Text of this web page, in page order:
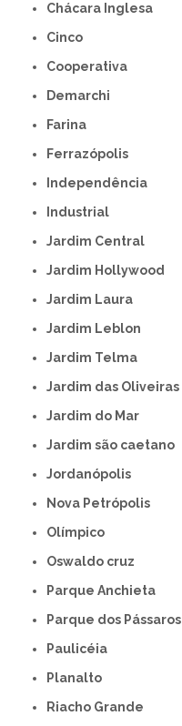
Chácara Inglesa
Cinco
Cooperativa
Demarchi
Farina
Ferrazópolis
Independência
Industrial
Jardim Central
Jardim Hollywood
Jardim Laura
Jardim Leblon
Jardim Telma
Jardim das Oliveiras
Jardim do Mar
Jardim são caetano
Jordanópolis
Nova Petrópolis
Olímpico
Oswaldo cruz
Parque Anchieta
Parque dos Pássaros
Paulicéia
Planalto
Riacho Grande